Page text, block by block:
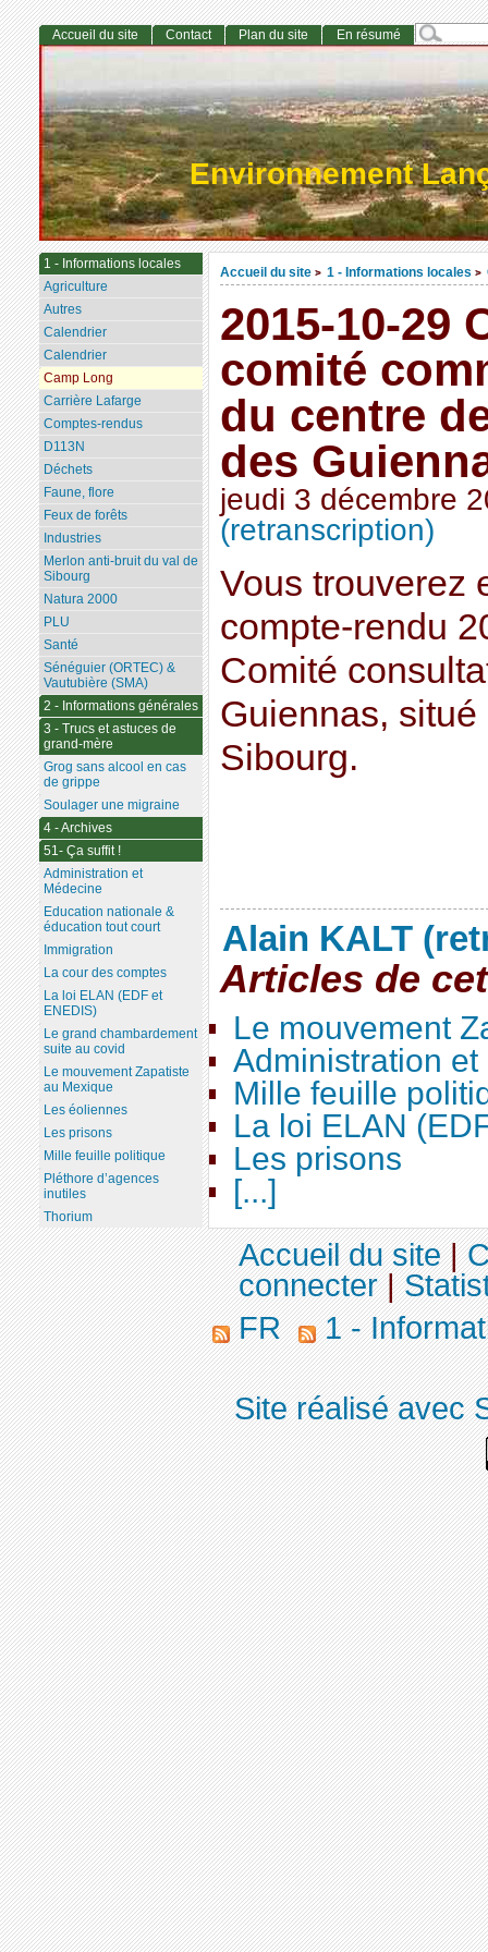
Environnement
Accueil du site > 1 - Informations locales >
2015-10-29
comité
du centre
des
jeudi 3 décembre
(retranscription)
Vous trouverez
compte-rendu
Comité
Guiennas,
Sibourg.
Alain KALT
Articles de
Le mouvement
Administration
Mille feuille
La loi ELAN
Les prisons
[...]
Accueil du site Contact Plan du site En résumé
1 - Informations locales
Agriculture
Autres
Calendrier
Calendrier
Camp Long
Carrière Lafarge
Comptes-rendus
D113N
Déchets
Faune, flore
Feux de forêts
Industries
Merlon anti-bruit du val de
Sibourg
Natura 2000
PLU
Santé
Sénéguier (ORTEC) &
Vautubière (SMA)
2 - Informations générales
3 - Trucs et astuces de
grand-mère
Grog sans alcool en cas
de grippe
Soulager une migraine
4 - Archives
51- Ça suffit !
Administration et
Médecine
Education nationale &
éducation tout court
Immigration
La cour des comptes
La loi ELAN (EDF et
ENEDIS)
Le grand chambardement
suite au covid
Le mouvement Zapatiste
au Mexique
Les éoliennes
Les prisons
Mille feuille politique
Pléthore d’agences
inutiles
Thorium
Accueil du site|
connecter|
FR
1 -
Site réalisé avec